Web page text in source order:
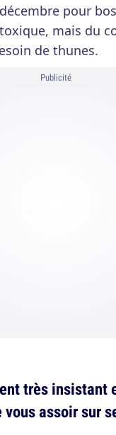
pour
mais du
de thunes.
Publicité
très insistant
assoir sur